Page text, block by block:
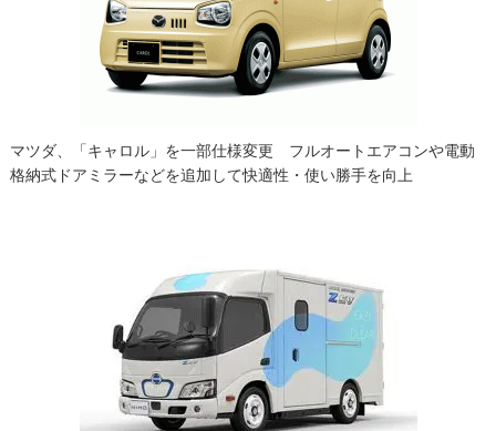
マツダ、「キャロル」を一部仕様変更 フルオートエアコンや電動
格納式ドアミラーなどを追加して快適性・使い勝手を向上